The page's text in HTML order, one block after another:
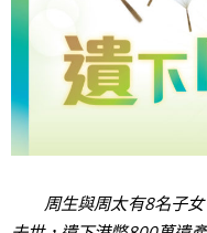
周生與周太有8名子女